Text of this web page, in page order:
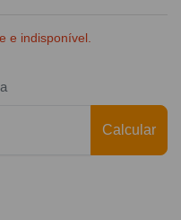
e indisponível.
Calcular